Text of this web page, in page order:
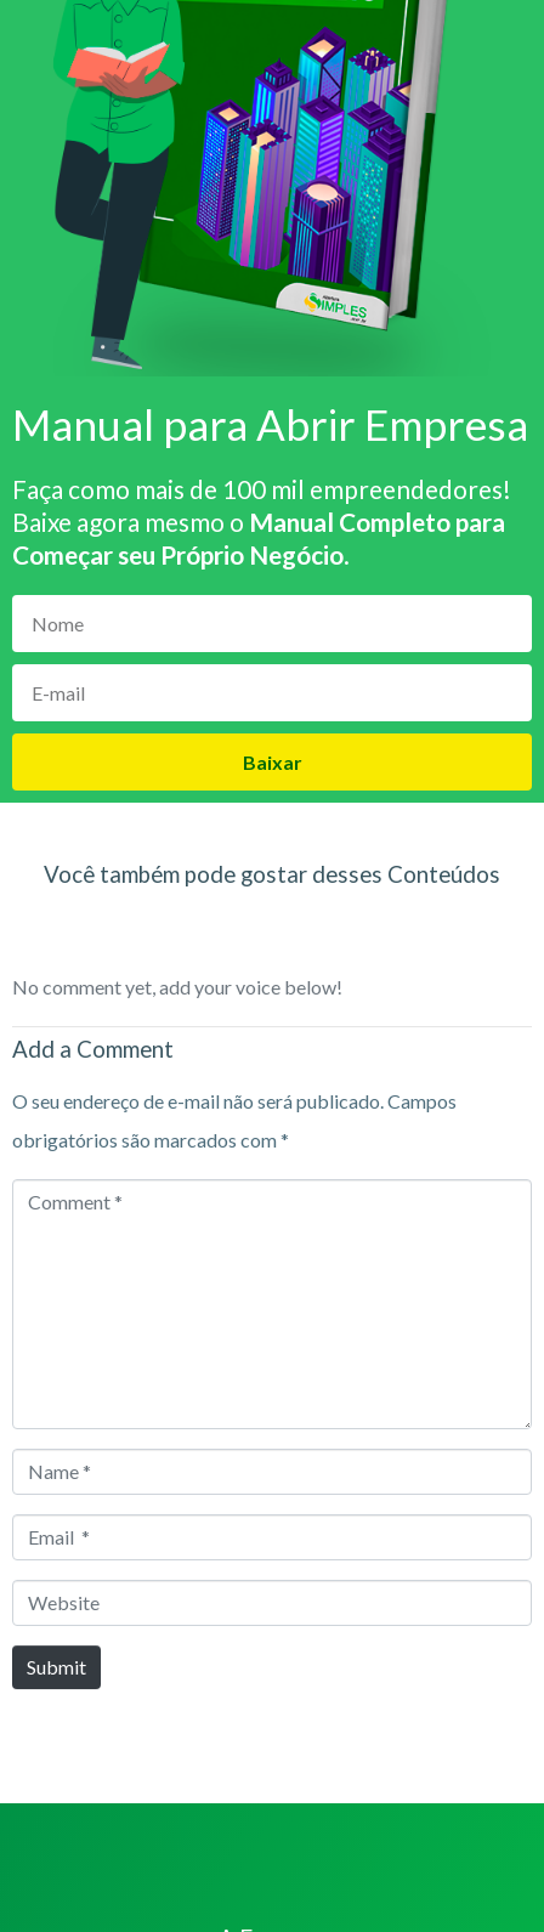
Manual para Abrir Empresa
Faça como mais de 100 mil empreendedores!
Baixe agora mesmo o Manual Completo para
Começar seu Próprio Negócio.
Baixar
Você também pode gostar desses Conteúdos
No comment yet, add your voice below!
Add a Comment
O seu endereço de e-mail não será publicado.Campos
obrigatórios são marcados com*
Comment
Name
Email
Website
Submit